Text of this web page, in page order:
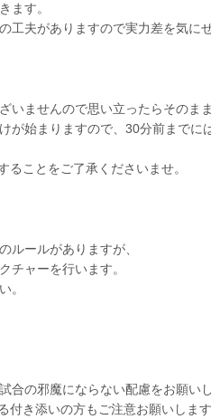
ます。
工夫がありますので実力差を気に
いませんので思い立ったらそのま
が始まりますので、30分前までに
ことをご了承くださいませ。
ルールがありますが、
チャーを行います。
。
合の邪魔にならない配慮をお願いし
き添いの方もご注意お願いします